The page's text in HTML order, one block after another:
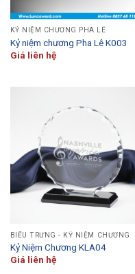
KỶ NIỆM CHƯƠNG PHA LÊ
Kỷ niệm chương Pha Lê K003
Giá liên hệ
BIỂU TRƯNG - KỶ NIỆM CHƯƠNG
Kỷ Niệm Chương KLA04
Giá liên hệ